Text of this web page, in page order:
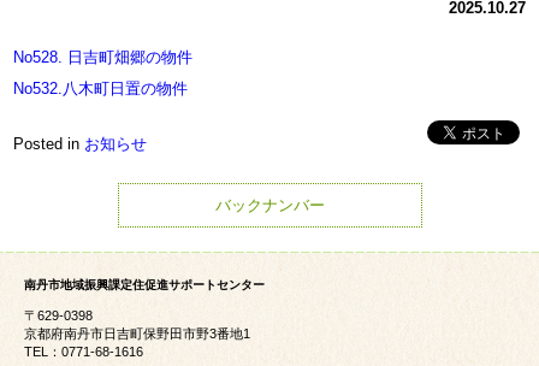
2025.10.27
No528. 日吉町畑郷の物件
No532.八木町日置の物件
Posted in お知らせ
バックナンバー
南丹市地域振興課定住促進サポートセンター
〒629-0398
京都府南丹市日吉町保野田市野3番地1
TEL：0771-68-1616